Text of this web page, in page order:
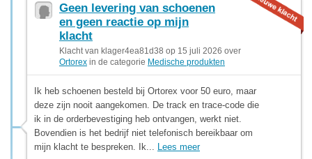
Geen levering van schoenen
en geen reactie op mijn
klacht
Klacht van klager4ea81d38 op 15 juli 2026 over
Ortorex in de categorie Medische produkten
Ik heb schoenen besteld bij Ortorex voor 50 euro, maar
deze zijn nooit aangekomen. De track en trace-code die
ik in de orderbevestiging heb ontvangen, werkt niet.
Bovendien is het bedrijf niet telefonisch bereikbaar om
mijn klacht te bespreken. Ik... Lees meer